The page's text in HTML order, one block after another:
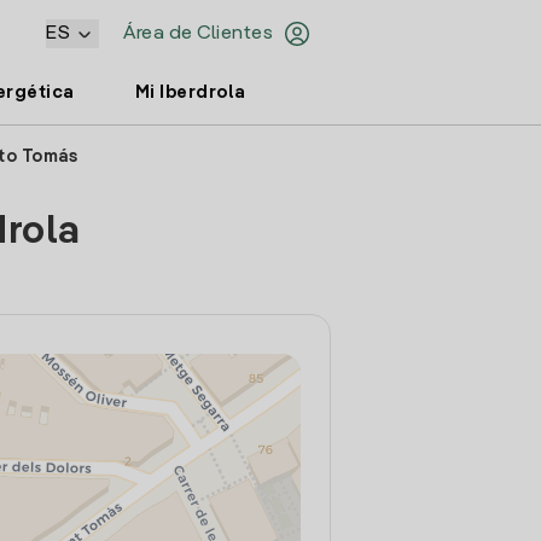
Área de Clientes
ES
Mi Iberdrola
Tomás